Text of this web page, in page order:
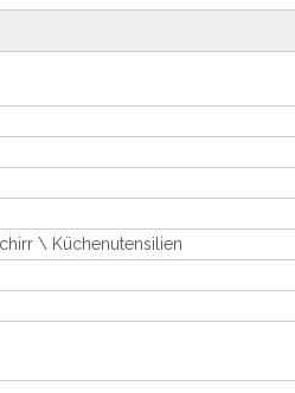
\ Küchenutensilien